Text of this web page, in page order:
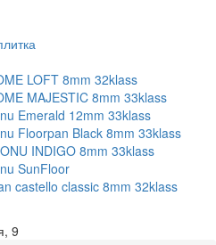
LOFT 8mm 32klass
MAJESTIC 8mm 33klass
Emerald 12mm 33klass
Floorpan Black 8mm 33klass
INDIGO 8mm 33klass
SunFloor
castello classic 8mm 32klass
9